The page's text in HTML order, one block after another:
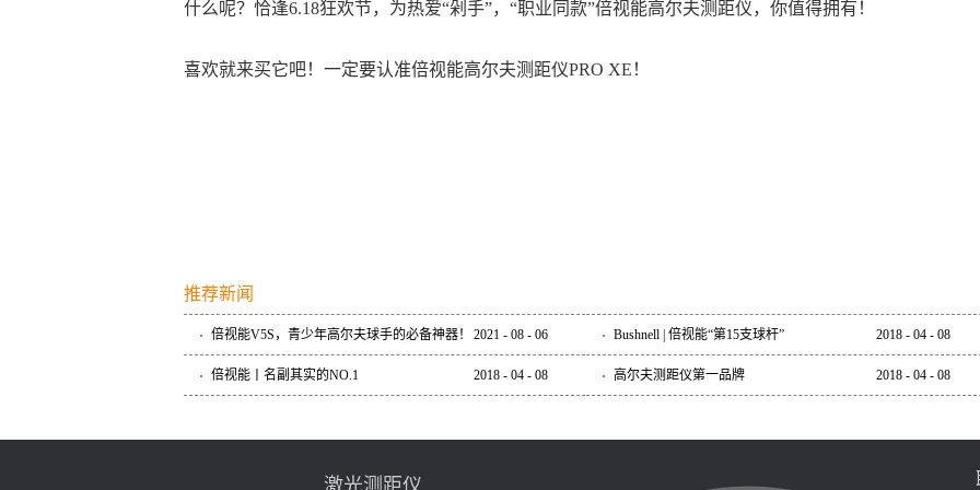
什么呢？恰逢6.18狂欢节，为热爱“剁手”，“职业同款”倍视能高尔夫测距仪，你值得拥有！
喜欢就来买它吧！一定要认准倍视能高尔夫测距仪PRO XE！
推荐新闻
倍视能V5S，青少年高尔夫球手的必备神器！ 2021 - 08 - 06 Bushnell | 倍视能“第15支球杆” 2018 - 04 - 08
倍视能丨名副其实的NO.1 2018 - 04 - 08 高尔夫测距仪第一品牌 2018 - 04 - 08
激光测距仪